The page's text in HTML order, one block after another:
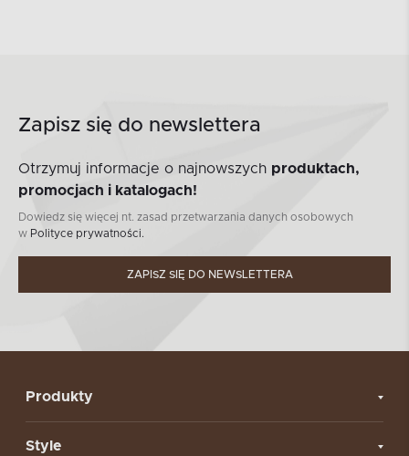
Zapisz się do newslettera
Otrzymuj informacje o najnowszych produktach,
promocjach i katalogach!
Dowiedz się więcej nt. zasad przetwarzania danych osobowych
w Polityce prywatności.
ZAPISZ SIĘ DO NEWSLETTERA
Produkty
Style